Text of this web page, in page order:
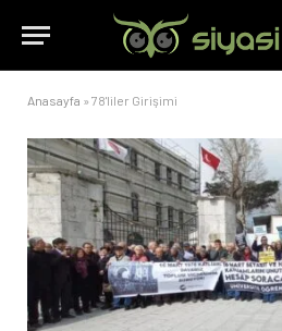
Anasayfa » 78'liler Girişimi